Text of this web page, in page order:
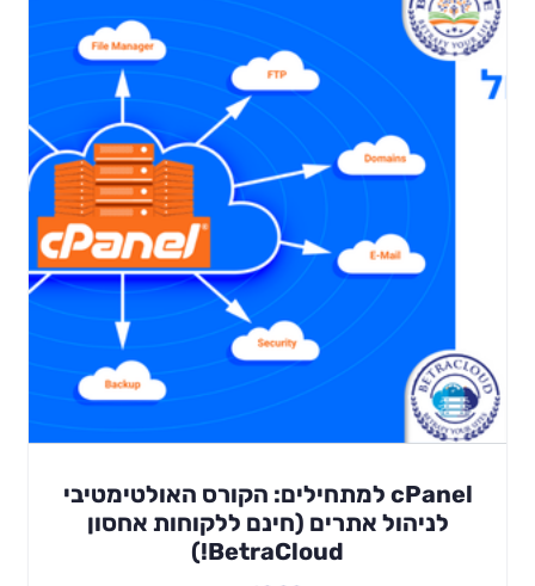
cPanel למתחילים: הקורס האולטימטיבי
לניהול אתרים (חינם ללקוחות אחסון
BetraCloud!)